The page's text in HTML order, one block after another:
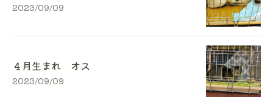
2023/09/09
４月生まれ オス
2023/09/09